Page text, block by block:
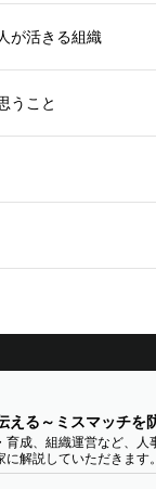
が活きる組織
うこと
える～ミスマッチを
育成、組織運営など、人
解説していただきます。